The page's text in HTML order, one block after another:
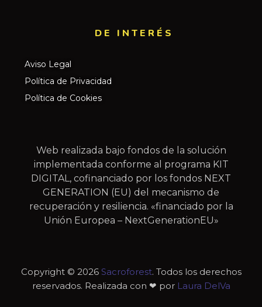
DE INTERÉS​
Aviso Legal
Política de Privacidad
Política de Cookies
Web realizada bajo fondos de la solución
implementada conforme al programa KIT
DIGITAL, cofinanciado por los fondos NEXT
GENERATION (EU) del mecanismo de
recuperación y resiliencia. «financiado por la
Unión Europea – NextGenerationEU»
Copyright © 2026 Sacroforest. Todos los derechos
reservados. Realizada con ❤ por Laura DelVa